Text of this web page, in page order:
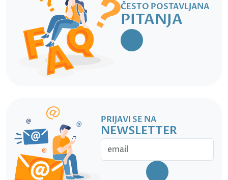
ČESTO POSTAVLJANA
PITANJA
PRIJAVI SE NA
NEWSLETTER